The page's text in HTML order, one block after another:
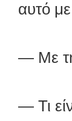
αυτό
— Με
— Τι